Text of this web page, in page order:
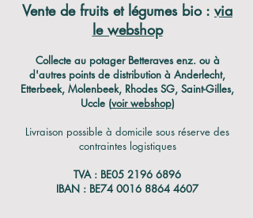
Vente de fruits et légumes bio : via
le webshop
Collecte au potager Betteraves enz. ou à
d'autres points de distribution à Anderlecht,
Etterbeek, Molenbeek, Rhodes SG, Saint-Gilles,
Uccle (voir webshop)
Livraison possible à domicile sous réserve des
contraintes logistiques
TVA : BE05 2196 6896
IBAN : BE74 0016 8864 4607